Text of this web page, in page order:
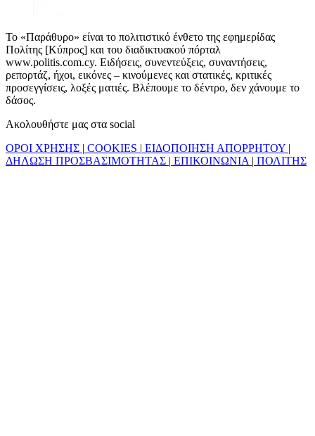
Το «Παράθυρο» είναι το πολιτιστικό ένθετο της εφημερίδας
Πολίτης [Κύπρος] και του διαδικτυακού πόρταλ
www.politis.com.cy. Ειδήσεις, συνεντεύξεις, συναντήσεις,
ρεπορτάζ, ήχοι, εικόνες – κινούμενες και στατικές, κριτικές
προσεγγίσεις, λοξές ματιές. Βλέπουμε το δέντρο, δεν χάνουμε το
δάσος.
Ακολουθήστε μας στα social
ΟΡΟΙ ΧΡΗΣΗΣ | COOKIES | ΕΙΔΟΠΟΙΗΣΗ ΑΠΟΡΡΗΤΟΥ |
ΔΗΛΩΣΗ ΠΡΟΣΒΑΣΙΜΟΤΗΤΑΣ | ΕΠΙΚΟΙΝΩΝΙΑ | ΠΟΛΙΤΗΣ